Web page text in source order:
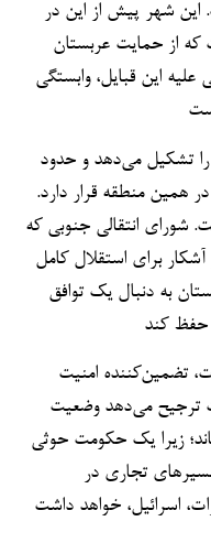
شهر پیش از این در
که از حمایت عربستان
این قبایل، وابستگی
تشکیل می‌دهد و حدود
همین منطقه قرار دارد.
شورای انتقالی جنوبی که
برای استقلال کامل
به دنبال یک توافق
تضمین‌کننده امنیت
ترجیح می‌دهد وضعیت
زیرا یک حکومت حوثی
تجاری در